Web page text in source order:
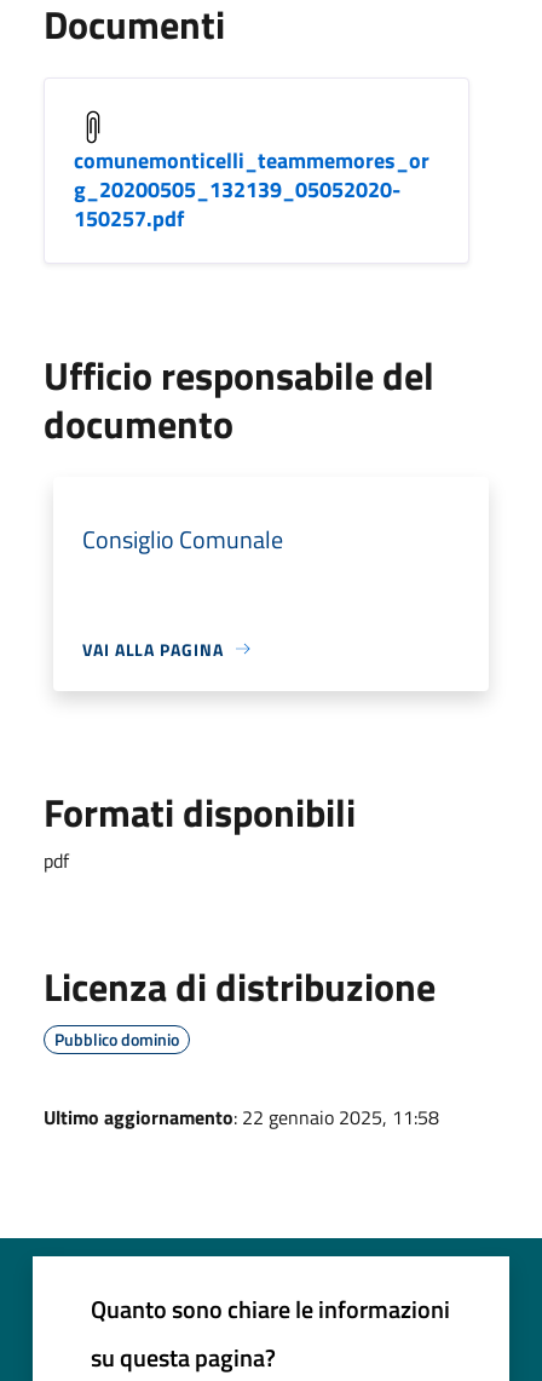
Documenti
comunemonticelli_teammemores_or
g_20200505_132139_05052020-
150257.pdf
Ufficio responsabile del
documento
Consiglio Comunale
VAI ALLA PAGINA
Formati disponibili
pdf
Licenza di distribuzione
Pubblico dominio
Ultimo aggiornamento: 22 gennaio 2025, 11:58
Quanto sono chiare le informazioni
su questa pagina?